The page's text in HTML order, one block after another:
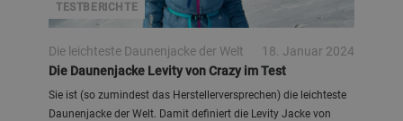
TESTBERICHTE
Die leichteste Daunenjacke der Welt
18. Januar 2024
Die Daunenjacke Levity von Crazy im Test
Sie ist (so zumindest das Herstellerversprechen) die leichteste
Daunenjacke der Welt. Damit definiert die Levity Jacke von